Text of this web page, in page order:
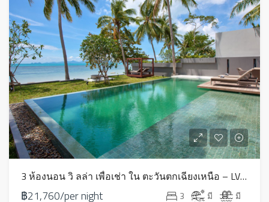
3 ห้องนอน วิ ลล่า เพื่อเช่า ใน ตะวันตกเฉียงเหนือ – LV0203
฿21,760/per night 3 มี มี